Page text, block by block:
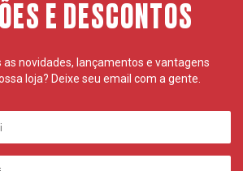
E DESCONTOS
as novidades, lançamentos e vantagens
loja? Deixe seu email com a gente.